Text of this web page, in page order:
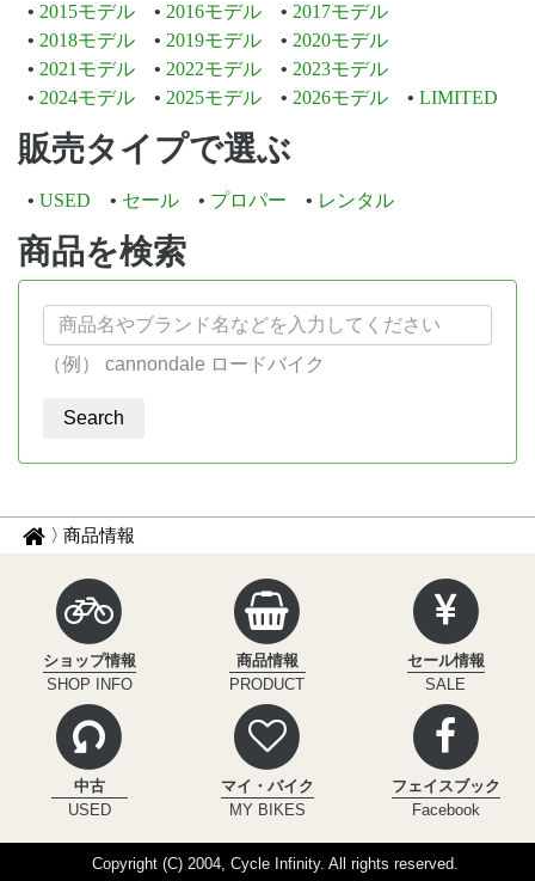
2015モデル 2016モデル
2017モデル
2018モデル
2019モデル
2020モデル
2021モデル
2022モデル
2023モデル
2024モデル
2025モデル 2026モデル LIMITED
販売タイプで選ぶ
USED セール プロパー レンタル
商品を検索
（例） cannondale ロードバイク
パ
ナ
サ
ク
ル
イ
ン
フ
ィ
ニ
ィ
商品情報
ショップ情報
SHOP INFO
商品情報
PRODUCT
セール情報
SALE
中古
USED
マイ・バイク
MY BIKES
フェイスブック
Facebook
Copyright (C) 2004, Cycle Infinity. All rights reserved.